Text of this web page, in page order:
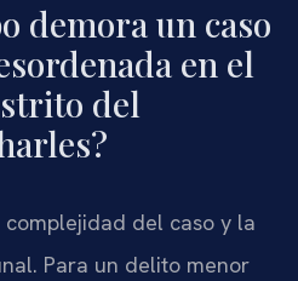
demora un caso
en el
del
del caso y la
Para un delito menor